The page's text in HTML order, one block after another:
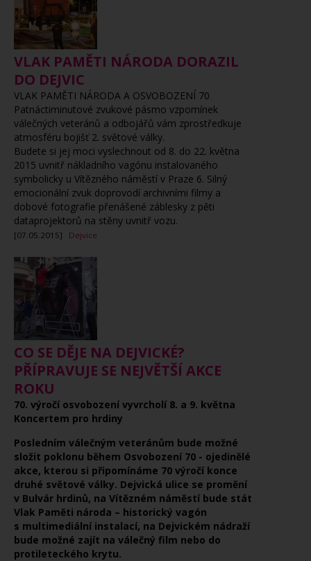
VLAK PAMĚTI NÁRODA DORAZIL
DO DEJVIC
VLAK PAMĚTI NÁRODA A OSVOBOZENÍ 70
Patnáctiminutové zvukové pásmo vzpomínek
válečných veteránů a odbojářů vám zprostředkuje
atmosféru bojišť 2. světové války.
Budete si jej moci vyslechnout od 8. do 22. května
2015 uvnitř nákladního vagónu instalovaného
symbolicky u Vítězného náměstí v Praze 6. Silný
emocionální zvuk doprovodí archivními filmy a
dobové fotografie přenášené záblesky z pěti
dataprojektorů na stěny uvnitř vozu.
[07.05.2015] Dejvice
CO SE DĚJE NA DEJVICKÉ?
PŘÍPRAVUJE SE NEJVĚTŠÍ AKCE
ROKU
70. výročí osvobození vyvrcholí 8. a 9. května
Koncertem pro hrdiny
Posledním válečným veteránům bude možné
složit poklonu během Osvobození 70 - ojedinělé
akce, kterou si připomínáme 70 výročí konce
druhé světové války. Dejvická ulice se promění
v Bulvár hrdinů, na Vítězném náměstí bude stát
Vlak Paměti národa – historický vagón
s multimediální instalací, na Dejvickém nádraží
bude možné zajít na válečný film nebo do
protileteckého krytu.